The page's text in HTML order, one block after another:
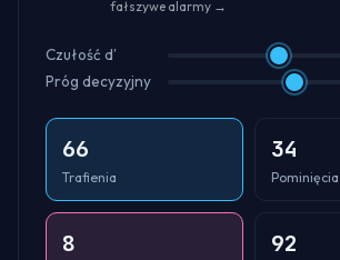
fałszywe alarmy →
Czułość d′
Próg decyzyjny
66
Trafienia
34
Pominięcia
8 92